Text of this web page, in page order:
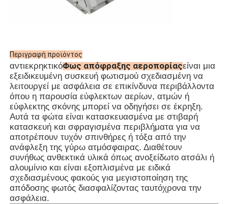
· Ζώνη 1 και Ζώνη 2
· Για ομάδες θερμοκρασίας T1~T6
Περιγραφή προϊόντος
αντιεκρηκτικόΦως απόφραξης αεροπορίαςείναι μια
εξειδικευμένη συσκευή φωτισμού σχεδιασμένη να
λειτουργεί με ασφάλεια σε επικίνδυνα περιβάλλοντα
όπου η παρουσία εύφλεκτων αερίων, ατμών ή
εύφλεκτης σκόνης μπορεί να οδηγήσει σε έκρηξη.
Αυτά τα φώτα είναι κατασκευασμένα με στιβαρή
κατασκευή και σφραγισμένα περιβλήματα για να
αποτρέπουν τυχόν σπινθήρες ή τόξα από την
ανάφλεξη της γύρω ατμόσφαιρας. Διαθέτουν
συνήθως ανθεκτικά υλικά όπως ανοξείδωτο ατσάλι ή
αλουμίνιο και είναι εξοπλισμένα με ειδικά
σχεδιασμένους φακούς για μεγιστοποίηση της
απόδοσης φωτός διασφαλίζοντας ταυτόχρονα την
ασφάλεια.